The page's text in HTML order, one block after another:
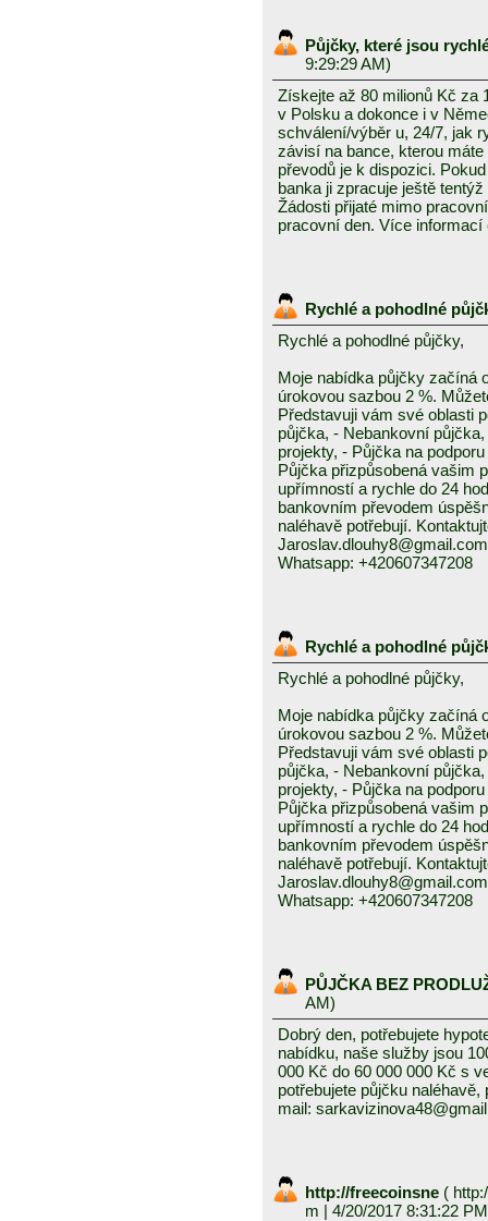
Půjčky, které jsou
9:29:29 AM)
Získejte až 80 milionů Kč za
v Polsku a dokonce i v
schválení/výběr u, 24/7, jak
závisí na bance, kterou
převodů je k dispozici.
banka ji zpracuje ještě tentýž
Žádosti přijaté mimo
pracovní den. Více
Rychlé a pohodlné
Rychlé a pohodlné půjčky,
Moje nabídka půjčky začíná
úrokovou sazbou 2 %.
Představuji vám své oblasti
půjčka, - Nebankovní
projekty, - Půjčka na
Půjčka přizpůsobená vašim
upřímností a rychle do 24
bankovním převodem
naléhavě potřebují.
Jaroslav.dlouhy8@gmail.com
Whatsapp: +420607347208
Rychlé a pohodlné
Rychlé a pohodlné půjčky,
Moje nabídka půjčky začíná
úrokovou sazbou 2 %.
Představuji vám své oblasti
půjčka, - Nebankovní
projekty, - Půjčka na
Půjčka přizpůsobená vašim
upřímností a rychle do 24
bankovním převodem
naléhavě potřebují.
Jaroslav.dlouhy8@gmail.com
Whatsapp: +420607347208
PŮJČKA BEZ
AM)
Dobrý den, potřebujete
nabídku, naše služby jsou
000 Kč do 60 000 000 Kč s
potřebujete půjčku
mail:
http://freecoinsne (
m | 4/20/2017 8:31:22